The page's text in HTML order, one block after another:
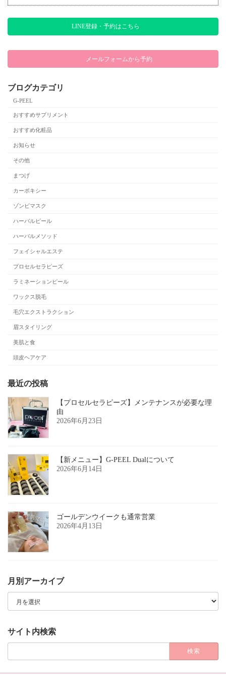
LINE登録・予約はこちら
メールフォームから予約
ブログカテゴリ
G-PEEL
おすすめサプリメント
おすすめ化粧品
お知らせ
その他
まつげ
カーボキシー
ゾンビマスク
ハーバルピール
ハーバルメソッド
フェイシャルエステ
プロセルセラピーズ
ラミネーションピール
ワックス脱毛
毛穴エクストラクション
眉スタイリング
美肌と食
頭皮ヘアケア
最近の投稿
【プロセルセラピーズ】メンテナンスが必要な理
由
2026年6月23日
【新メニュー】G-PEEL Dualについて
2026年6月14日
ゴールデンウイークも通常営業
2026年4月13日
月別アーカイブ
イ
ブ
サイト内検索
検